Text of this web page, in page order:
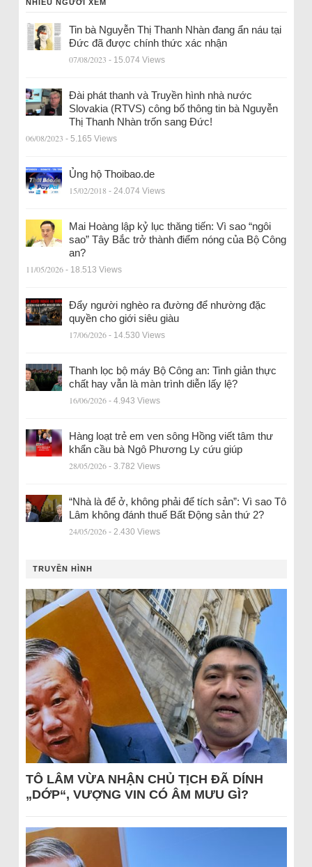
NHIỀU NGƯỜI XEM
Tin bà Nguyễn Thị Thanh Nhàn đang ẩn náu tại
Đức đã được chính thức xác nhận
07/08/2023 - 15.074 Views
Đài phát thanh và Truyền hình nhà nước
Slovakia (RTVS) công bố thông tin bà Nguyễn
Thị Thanh Nhàn trốn sang Đức!
06/08/2023 - 5.165 Views
Ủng hộ Thoibao.de
15/02/2018 - 24.074 Views
Mai Hoàng lập kỷ lục thăng tiến: Vì sao “ngôi
sao” Tây Bắc trở thành điểm nóng của Bộ Công
an?
11/05/2026 - 18.513 Views
Đẩy người nghèo ra đường để nhường đặc
quyền cho giới siêu giàu
17/06/2026 - 14.530 Views
Thanh lọc bộ máy Bộ Công an: Tinh giản thực
chất hay vẫn là màn trình diễn lấy lệ?
16/06/2026 - 4.943 Views
Hàng loạt trẻ em ven sông Hồng viết tâm thư
khẩn cầu bà Ngô Phương Ly cứu giúp
28/05/2026 - 3.782 Views
“Nhà là để ở, không phải để tích sản”: Vì sao Tô
Lâm không đánh thuế Bất Động sản thứ 2?
24/05/2026 - 2.430 Views
TRUYỀN HÌNH
TÔ LÂM VỪA NHẬN CHỦ TỊCH ĐÃ DÍNH
„DỚP“, VƯỢNG VIN CÓ ÂM MƯU GÌ?